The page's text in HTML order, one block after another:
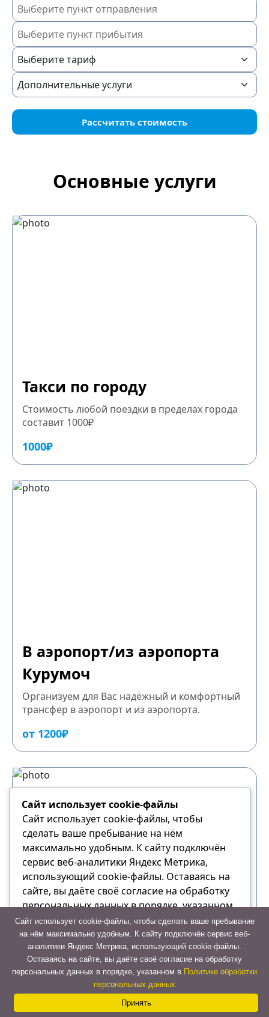
Рассчитать стоимость
Основные услуги
Такси по городу
Стоимость любой поездки в пределах города
составит 1000₽
1000₽
В аэропорт/из аэропорта
Курумоч
Организуем для Вас надёжный и комфортный
трансфер в аэропорт и из аэропорта.
от 1200₽
Междугороднее такси
Осуществляем междугородние поездки на
любые расстояния на автомобилях разного
от 23₽ за км
Сайт использует cookie-файлы
Сайт использует cookie-файлы, чтобы
сделать ваше пребывание на нём
максимально удобным. К cайту подключён
сервис веб-аналитики Яндекс Метрика,
использующий cookie-файлы. Оставаясь на
сайте, вы даёте своё согласие на обработку
персональных данных в порядке, указанном
в Политике обработки персональных данных
Отказаться
Принять
Принять
Сайт использует cookie-файлы, чтобы сделать ваше пребывание
на нём максимально удобным. К cайту подключён сервис веб-
аналитики Яндекс Метрика, использующий cookie-файлы.
Оставаясь на сайте, вы даёте своё согласие на обработку
персональных данных в порядке, указанном в Политике обработки
персональных данных
Contact